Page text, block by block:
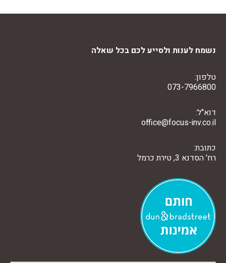
נשמח לענות ולסייע לכם בכל שאלה
טלפון:
073-7966800
דוא"ל:
office@focus-inv.co.il
כתובת:
רח' הסדנא 3, טירת כרמל